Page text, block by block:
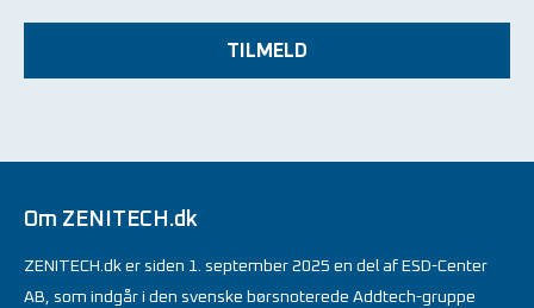
TILMELD
Om ZENITECH.dk
ZENITECH.dk er siden 1. september 2025 en del af ESD-Center
AB, som indgår i den svenske børsnoterede Addtech-gruppe